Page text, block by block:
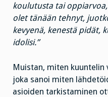
koulutusta tai
olet tänään tehnyt,
kevyenä, kenestä pidät,
idolisi.”
Muistan, miten kuuntelin
joka sanoi miten
asioiden tarkistaminen